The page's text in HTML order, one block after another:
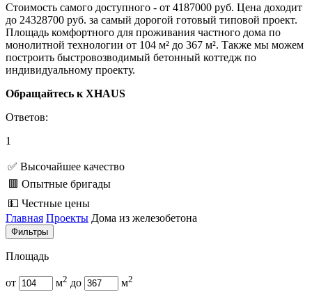
Стоимость самого доступного - от 4187000 руб. Цена доходит
до 24328700 руб. за самый дорогой готовый типовой проект.
Площадь комфортного для проживания частного дома по
монолитной технологии от 104 м² до 367 м². Также мы можем
построить быстровозводимый бетонный коттедж по
индивидуальному проекту.
Обращайтесь к XHAUS
Ответов:
1
✅ Высочайшее качество
🟥 Опытные бригады
💵 Честные цены
Главная Проекты Дома из железобетона
Фильтры
Площадь
от м2 до м2